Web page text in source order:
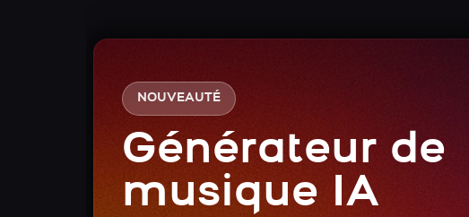
NOUVEAUTÉ
Générateur de
musique IA